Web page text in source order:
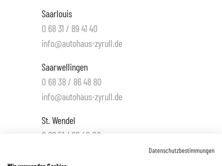
Saarlouis
0 68 31 / 89 41 40
info@autohaus-zyrull.de
Saarwellingen
0 68 38 / 86 48 80
info@autohaus-zyrull.de
St. Wendel
0 68 51 / 99 40 00
Datenschutzbestimmungen